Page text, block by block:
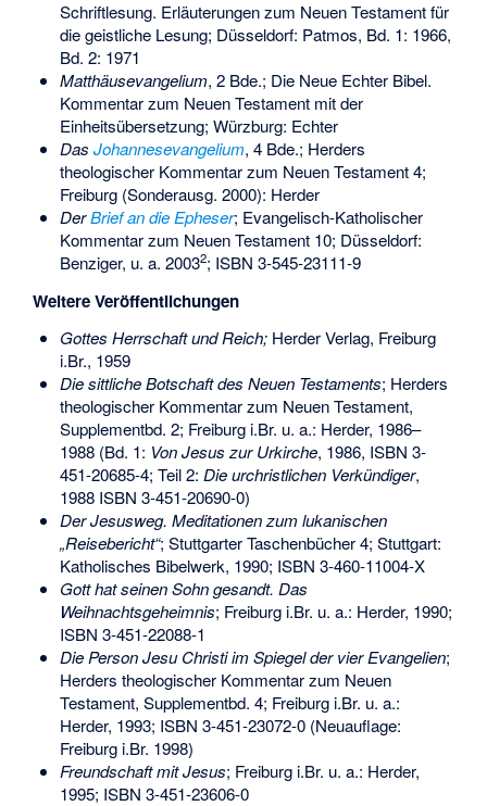
Schriftlesung. Erläuterungen zum Neuen Testament für
die geistliche Lesung; Düsseldorf: Patmos, Bd. 1: 1966,
Bd. 2: 1971
Matthäusevangelium, 2 Bde.; Die Neue Echter Bibel.
Kommentar zum Neuen Testament mit der
Einheitsübersetzung; Würzburg: Echter
Das Johannesevangelium, 4 Bde.; Herders
theologischer Kommentar zum Neuen Testament 4;
Freiburg (Sonderausg. 2000): Herder
DerBrief an die Epheser; Evangelisch-Katholischer
Kommentar zum Neuen Testament 10; Düsseldorf:
Benziger, u. a. 20032; ISBN 3-545-23111-9
Weitere Veröffentlichungen
Gottes Herrschaft und Reich;Herder Verlag, Freiburg
i.Br., 1959
Die sittliche Botschaft des Neuen Testaments; Herders
theologischer Kommentar zum Neuen Testament,
Supplementbd. 2; Freiburg i.Br. u. a.: Herder, 1986–
1988 (Bd. 1: Von Jesus zur Urkirche, 1986, ISBN 3-
451-20685-4; Teil 2: Die urchristlichen Verkündiger,
1988 ISBN 3-451-20690-0)
Der Jesusweg. Meditationen zum lukanischen
„Reisebericht“; Stuttgarter Taschenbücher 4; Stuttgart:
Katholisches Bibelwerk, 1990; ISBN 3-460-11004-X
Gott hat seinen Sohn gesandt. Das
Weihnachtsgeheimnis; Freiburg i.Br. u. a.: Herder, 1990;
ISBN 3-451-22088-1
Die Person Jesu Christi im Spiegel der vier Evangelien;
Herders theologischer Kommentar zum Neuen
Testament, Supplementbd. 4; Freiburg i.Br. u. a.:
Herder, 1993; ISBN 3-451-23072-0(Neuauflage:
Freiburg i.Br. 1998)
Freundschaft mit Jesus; Freiburg i.Br. u. a.: Herder,
1995; ISBN 3-451-23606-0